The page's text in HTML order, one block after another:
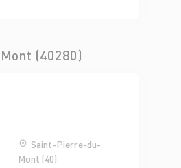
(40280)
Saint-Pierre-du-
Mont (40)